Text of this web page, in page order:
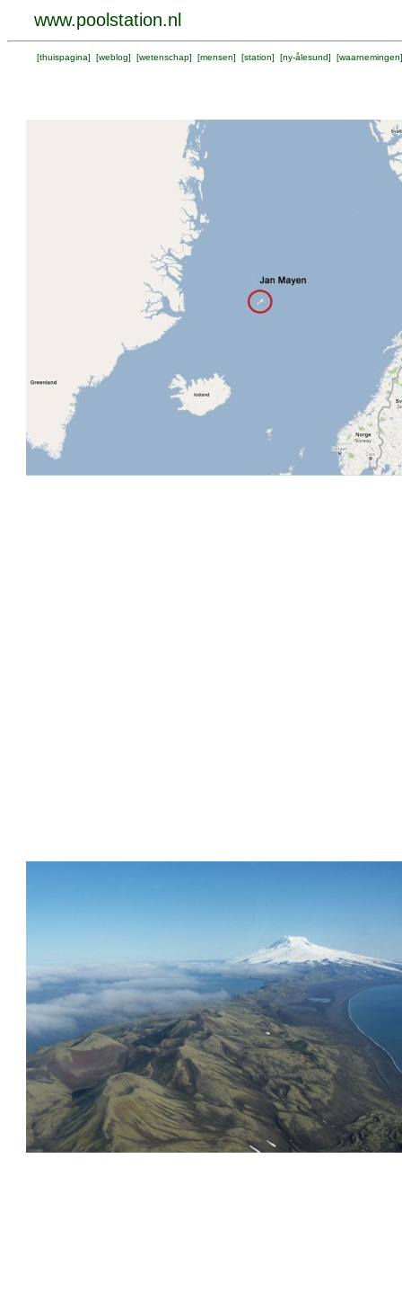
www.poolstation.nl
[thuispagina] [weblog] [wetenschap] [mensen] [station] [ny-ålesund] [waarnemingen